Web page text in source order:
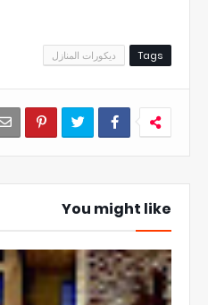
Tags ديكورات المنازل
You might like